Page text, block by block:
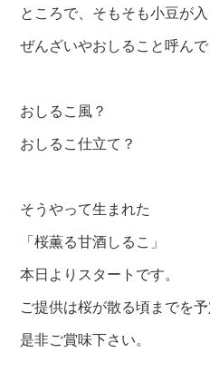
ところで、そもそも小豆が
ぜんざいやおしること呼ん
おしるこ風？
おしるこ仕立て？
そうやって生まれた
「桜薫る甘酒しるこ」
本日よりスタートです。
ご提供は桜が散る頃までを予
是非ご賞味下さい。